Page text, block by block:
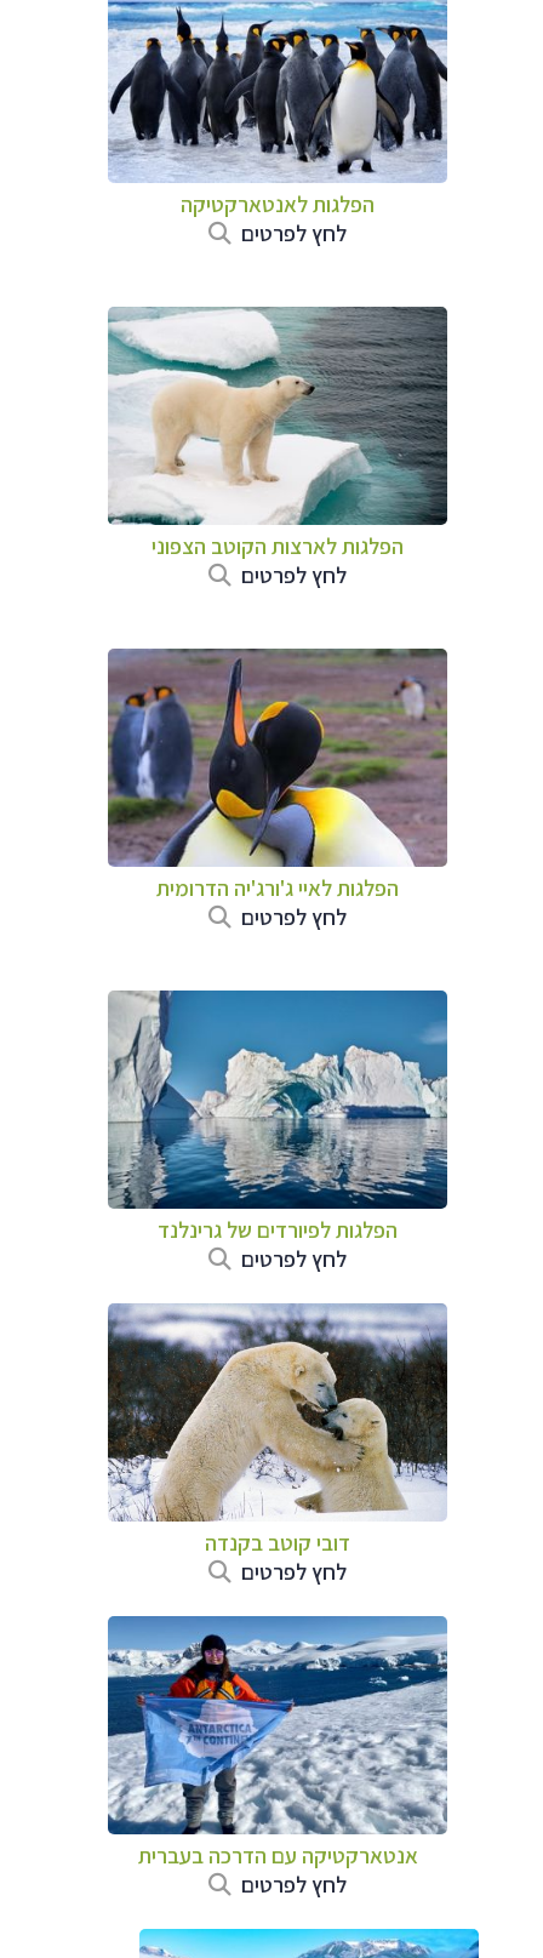
הפלגות לאנטארקטיקה
לחץ לפרטים
הפלגות לארצות הקוטב הצפוני
לחץ לפרטים
הפלגות לאיי ג'ורג'יה הדרומית
לחץ לפרטים
הפלגות לפיורדים של גרינלנד
לחץ לפרטים
דובי קוטב בקנדה
לחץ לפרטים
אנטארקטיקה עם הדרכה בעברית
לחץ לפרטים